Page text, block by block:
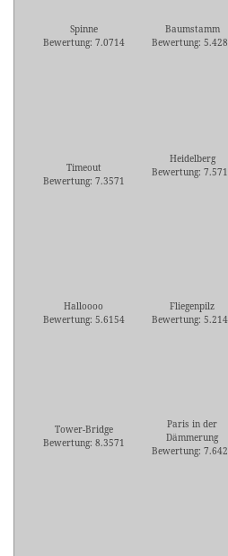
Spinne
Bewertung: 7.0714
Baumstamm
Bewertung:
Timeout
Bewertung: 7.3571
Heidelberg
Bewertung:
Halloooo
Bewertung: 5.6154
Fliegenpilz
Bewertung:
Tower-Bridge
Bewertung: 8.3571
Paris in der
Dämmerung
Bewertung: